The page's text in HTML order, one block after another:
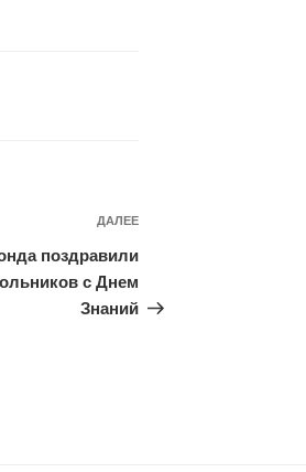
ДАЛЕЕ
поздравили
с Днем
Знаний